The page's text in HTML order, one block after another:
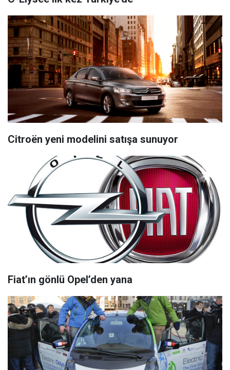
Citroën yeni modelini satışa sunuyor
Fiat’ın gönlü Opel’den yana